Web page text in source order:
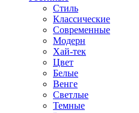
Стиль
Классические
Современные
Модерн
Хай-тек
Цвет
Белые
Венге
Светлые
Темные